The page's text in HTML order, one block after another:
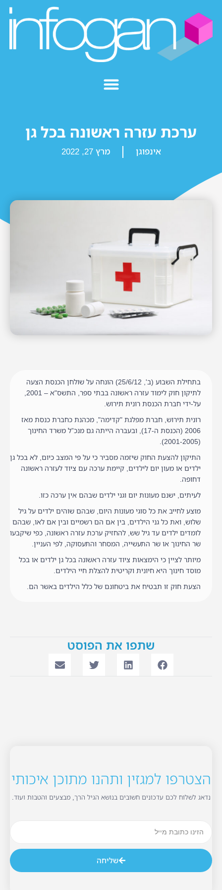
ערכת עזרה ראשונה בכל גן
אינפוגן מרץ 27, 2022
בתחילת השבוע (ב', 25/6/12) הונחה על שולחן הכנסת הצעה
לתיקון חוק לימוד עזרה ראשונה בבתי ספר, התשס"א – 2001,
על-ידי חברת הכנסת רונית תירוש.
רונית תירוש, חברת מפלגת "קדימה", מכהנת כחברת כנסת מאז
2006 (הכנסת ה-17), ובעברה הייתה גם מנכ”ל משרד החינוך
(2001-2005).
התיקון להצעת החוק שיזמה מסביר כי על פי המצב כיום, לא בכל גן
ילדים או מעון יום לילדים, קיימת ערכה עם ציוד לעזרה ראשונה
דחופה.
לעיתים, ישנם מעונות יום וגני ילדים שבהם אין ערכה כזו.
מוצע לחייב את כל סוגי מעונות היום, שבהם שוהים ילדים על גיל
שלוש, ואת כל גני הילדים, בין אם הם רשמיים ובין אם לאו, שבהם
לומדים ילדים עד גיל שש, להחזיק ערכת עזרה ראשונה, כפי שיקבעו
שר החינוך או שר התעשייה, המסחר והתעסוקה, לפי העניין.
מיותר לציין כי הימצאות ציוד עזרה ראשונה בכל גן ילדים או בכל
מוסד חינוך היא חיונית וקריטית להצלת חיי הילדים.
הצעת חוק זו תבטיח את ביטחונם של כלל הילדים באשר הם.
שתפו את הפוסט
הצטרפו למגזין ותהנו מתוכן איכותי
נדאג לשלוח לכם עדכונים חשובים בנושא הגיל הרך, מבצעים והטבות ועוד.
שליחה